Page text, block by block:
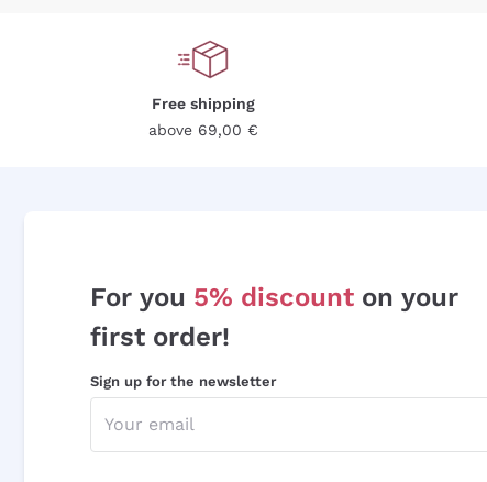
Free shipping
above 69,00 €
For you 5% discount on your
first order!
Sign up for the newsletter